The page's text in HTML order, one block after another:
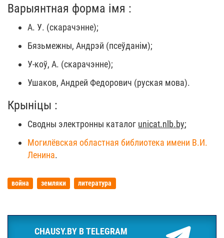
Варыянтная форма імя :
А. У. (скарачэнне);
Бязьмежны, Андрэй (псеўданім);
У-коў, А. (скарачэнне);
Ушаков, Андрей Федорович (руская мова).
Крыніцы :
Сводны электронны каталог unicat.nlb.by;
Могилёвская областная библиотека имени В.И.
Ленина.
война земляки литература
CHAUSY.BY В TELEGRAM